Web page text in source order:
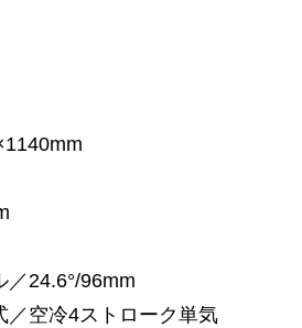
／24.6°/96mm
／空冷4ストローク単気